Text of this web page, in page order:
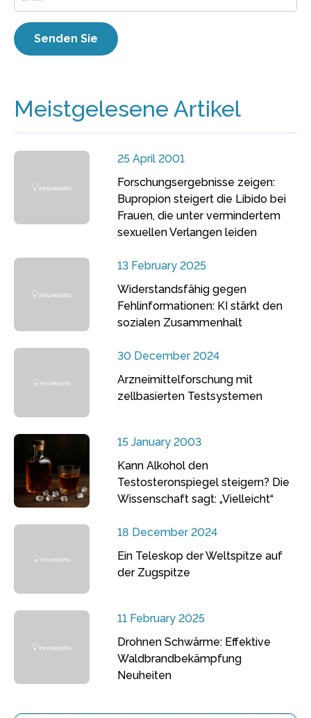
Meistgelesene Artikel
25 April 2001
Forschungsergebnisse zeigen:
Bupropion steigert die Libido bei
Frauen, die unter vermindertem
sexuellen Verlangen leiden
13 February 2025
Widerstandsfähig gegen
Fehlinformationen: KI stärkt den
sozialen Zusammenhalt
30 December 2024
Arzneimittelforschung mit
zellbasierten Testsystemen
15 January 2003
Kann Alkohol den
Testosteronspiegel steigern? Die
Wissenschaft sagt: „Vielleicht“
18 December 2024
Ein Teleskop der Weltspitze auf
der Zugspitze
11 February 2025
Drohnen Schwärme: Effektive
Waldbrandbekämpfung
Neuheiten